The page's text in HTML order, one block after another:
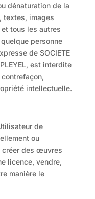
dénaturation de la
textes, images
tous les autres
personne
de SOCIETE
PLEYEL, est interdite
intellectuelle.
de
ou
créer des œuvres
licence, vendre,
manière le